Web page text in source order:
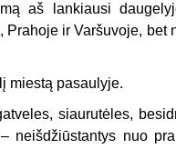
aš lankiausi
Prahoje ir Varšuvoje,
miestą pasaulyje.
siaurutėles,
neišdžiūstantys nuo